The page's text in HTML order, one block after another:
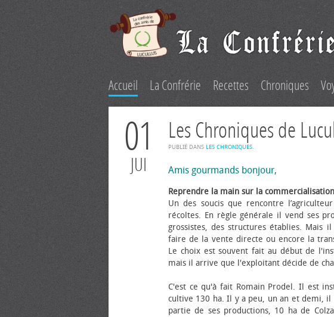
Accueil La Confrérie Recettes Chroniques
01
JUI
Les Chroniques de
PUBLIÉ DANS LES CHRONIQUES.
Amis gourmands bonjour,
Reprendre la main sur la
Un des soucis que rencontre
récoltes. En règle générale il vend ses
grossistes, des structures établies. Mais
faire de la vente directe ou encore la
Le choix est souvent fait au début de
mais il arrive que l'exploitant décide de
C'est ce qu'à fait Romain Prodel. Il est
cultive 130 ha. Il y a peu, un an et demi,
partie de ses productions, 10 ha de